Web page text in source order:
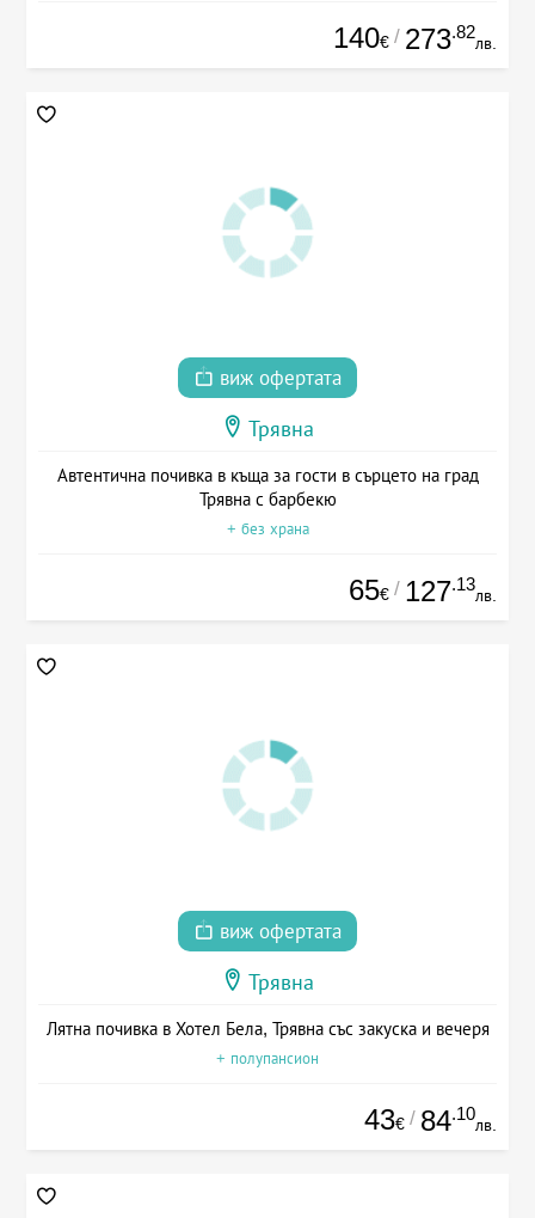
140€ / 273.82
лв.
виж офертата
Трявна
Автентична почивка в къща за гости в сърцето на град
Трявна с барбекю
+ без храна
65€ / 127.13
лв.
виж офертата
Трявна
Лятна почивка в Хотел Бела, Трявна със закуска и вечеря
+ полупансион
43€ / 84.10
лв.